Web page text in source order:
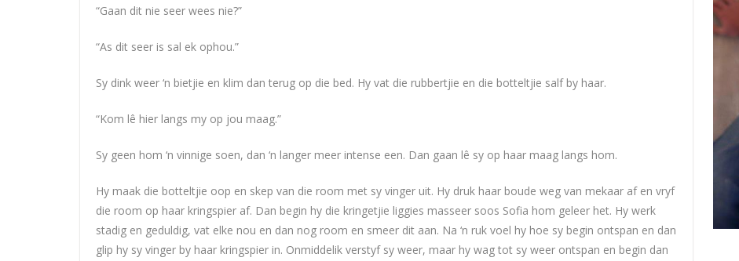
“Gaan dit nie seer wees nie?”
“As dit seer is sal ek ophou.”
Sy dink weer ‘n bietjie en klim dan terug op die bed. Hy vat die rubbertjie en die botteltjie salf by haar.
“Kom lê hier langs my op jou maag.”
Sy geen hom ‘n vinnige soen, dan ‘n langer meer intense een. Dan gaan lê sy op haar maag langs hom.
Hy maak die botteltjie oop en skep van die room met sy vinger uit. Hy druk haar boude weg van mekaar af en vryf
die room op haar kringspier af. Dan begin hy die kringetjie liggies masseer soos Sofia hom geleer het. Hy werk
stadig en geduldig, vat elke nou en dan nog room en smeer dit aan. Na ‘n ruk voel hy hoe sy begin ontspan en dan
glip hy sy vinger by haar kringspier in. Onmiddelik verstyf sy weer, maar hy wag tot sy weer ontspan en begin dan